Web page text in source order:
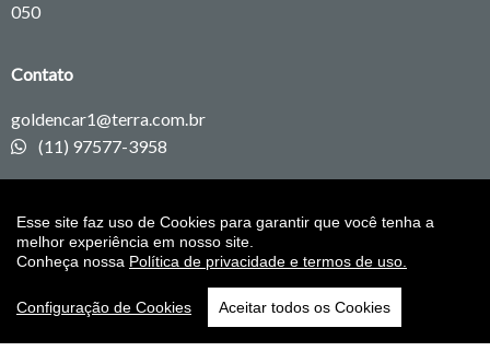
050
Contato
goldencar1@terra.com.br
(11) 97577-3958
Esse site faz uso de Cookies para garantir que você tenha a
melhor experiência em nosso site.
Conheça nossa Política de privacidade e termos de uso.
Configuração de Cookies Aceitar todos os Cookies